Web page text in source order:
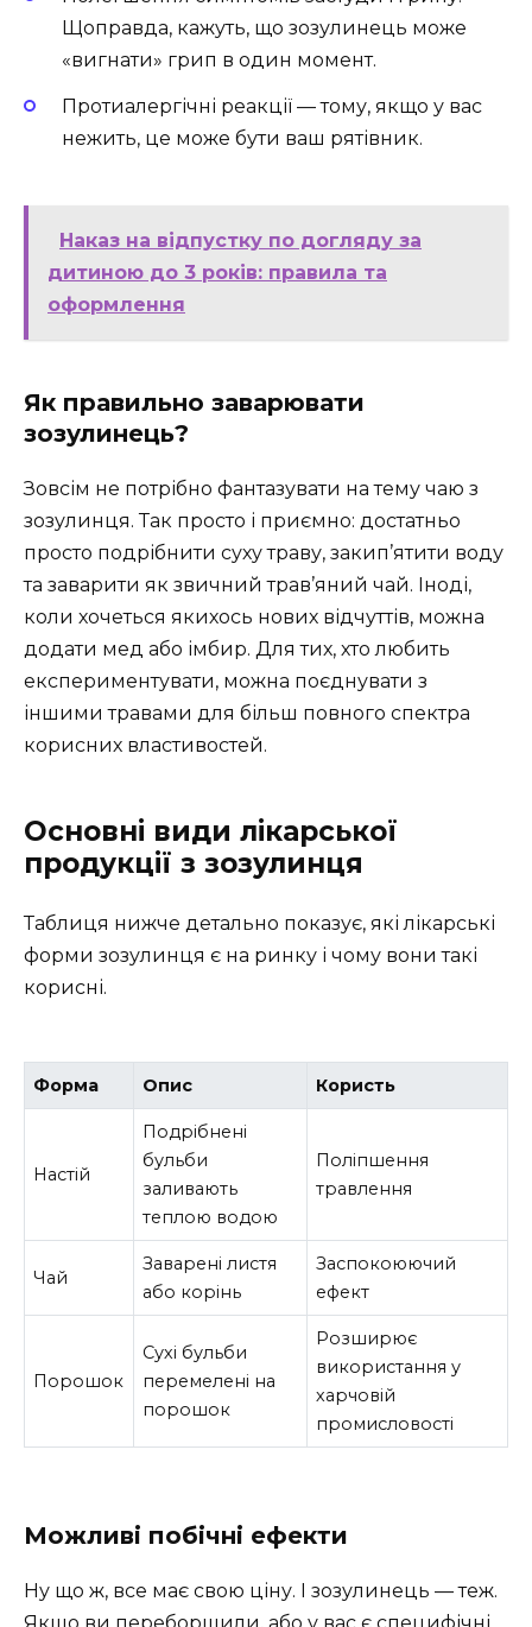
Щоправда, кажуть, що зозулинець може
«вигнати» грип в один момент.
Протиалергічні реакції — тому, якщо у вас
нежить, це може бути ваш рятівник.
Наказ на відпустку по догляду за
дитиною до 3 років: правила та
оформлення
Як правильно заварювати
зозулинець?
Зовсім не потрібно фантазувати на тему чаю з
зозулинця. Так просто і приємно: достатньо
просто подрібнити суху траву, закип’ятити воду
та заварити як звичний трав’яний чай. Іноді,
коли хочеться якихось нових відчуттів, можна
додати мед або імбир. Для тих, хто любить
експериментувати, можна поєднувати з
іншими травами для більш повного спектра
корисних властивостей.
Основні види лікарської
продукції з зозулинця
Таблиця нижче детально показує, які лікарські
форми зозулинця є на ринку і чому вони такі
корисні.
Форма Опис Користь
Настій
Подрібнені
бульби
заливають
теплою водою
Поліпшення
травлення
Чай
Заварені листя
або корінь
Заспокоюючий
ефект
Порошок
Сухі бульби
перемелені на
порошок
Розширює
використання у
харчовій
промисловості
Можливі побічні ефекти
Ну що ж, все має свою ціну. І зозулинець — теж.